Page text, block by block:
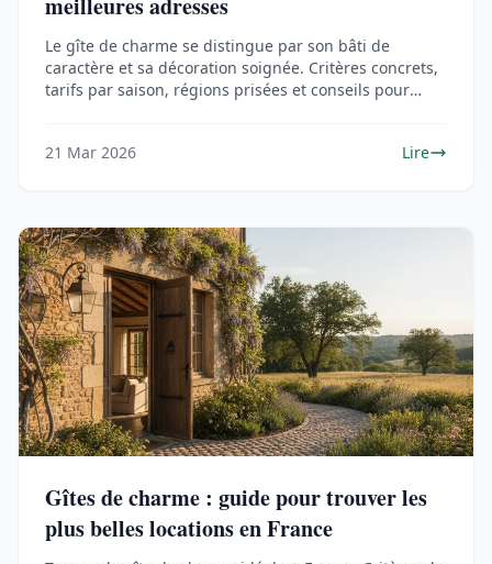
Le gîte de charme se distingue par son bâti de
caractère et sa décoration soignée. Critères concrets,
tarifs par saison, régions prisées et conseils pour
21 Mar 2026
Lire
Gîtes de charme : guide pour trouver les
plus belles locations en France